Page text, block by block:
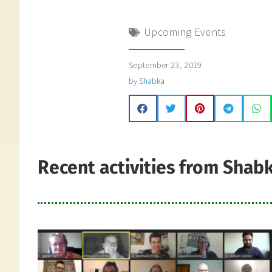
Upcoming Events
September 23, 2019
byShabka
Recent activities from